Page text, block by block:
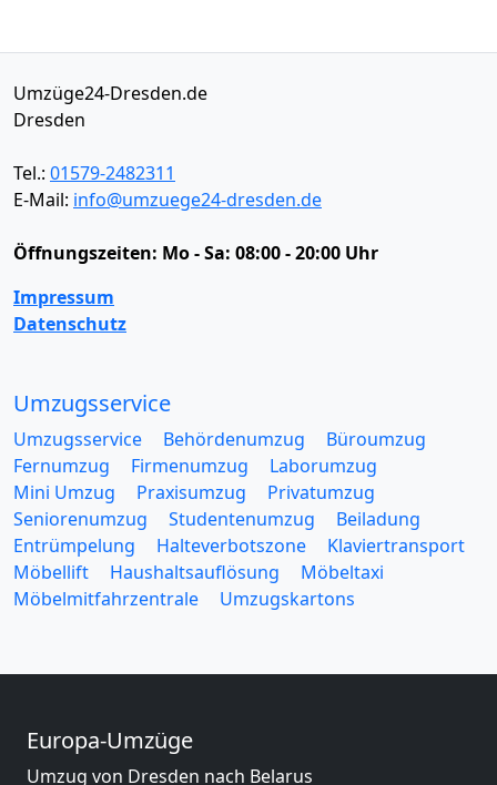
Umzüge24-Dresden.de
Dresden
Tel.: 01579-2482311
E-Mail: info@umzuege24-dresden.de
Öffnungszeiten: Mo - Sa: 08:00 - 20:00 Uhr
Impressum
Datenschutz
Umzugsservice
Umzugsservice Behördenumzug
Büroumzug
Fernumzug
Firmenumzug
Laborumzug
Mini Umzug
Praxisumzug
Privatumzug
Seniorenumzug
Studentenumzug
Beiladung
Entrümpelung
Halteverbotszone
Klaviertransport
Möbellift
Haushaltsauflösung
Möbeltaxi
Möbelmitfahrzentrale
Umzugskartons
Europa-Umzüge
Umzug von Dresden nach Belarus